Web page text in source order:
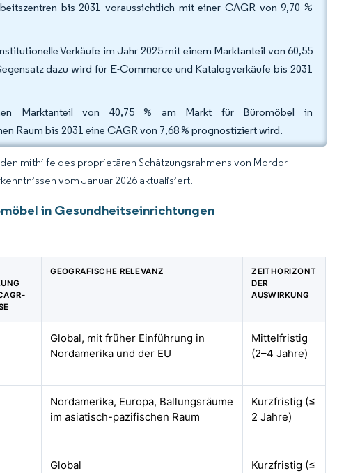
bis 2031 voraussichtlich mit einer CAGR von 9,70 %
Verkäufe im Jahr 2025 mit einem Marktanteil von 60,55
dazu wird für E-Commerce und Katalogverkäufe bis 2031
Marktanteil von 40,75 % am Markt für Büromöbel in
Raum bis 2031 eine CAGR von 7,68 % prognostiziert wird.
mithilfe des proprietären Schätzungsrahmens von Mordor
vom Januar 2026 aktualisiert.
in Gesundheitseinrichtungen
GEOGRAFISCHE RELEVANZ
ZEITHORIZONT
DER
AUSWIRKUNG
Global, mit früher Einführung in
Nordamerika und der EU
Mittelfristig
(2–4 Jahre)
Nordamerika, Europa, Ballungsräume
im asiatisch-pazifischen Raum
Kurzfristig (≤
2 Jahre)
Global
Kurzfristig (≤